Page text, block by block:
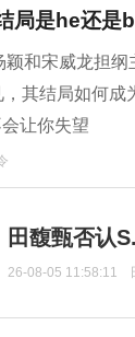
局是he还是
颖和宋威龙担
其结局如何
让你失望
田馥甄否认
26-08-05 11:58:11